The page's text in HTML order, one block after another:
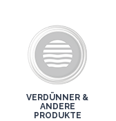
VERDÜNNER &
ANDERE
PRODUKTE